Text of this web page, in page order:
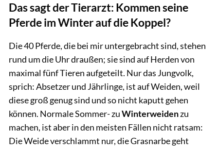
Das sagt der Tierarzt: Kommen seine
Pferde im Winter auf die Koppel?
Die 40 Pferde, die bei mir untergebracht sind, stehen
rund um die Uhr draußen; sie sind auf Herden von
maximal fünf Tieren aufgeteilt. Nur das Jungvolk,
sprich: Absetzer und Jährlinge, ist auf Weiden, weil
diese groß genug sind und so nicht kaputt gehen
können. Normale Sommer- zuWinterweidenzu
machen, ist aber in den meisten Fällen nicht ratsam:
Die Weide verschlammt nur, die Grasnarbe geht